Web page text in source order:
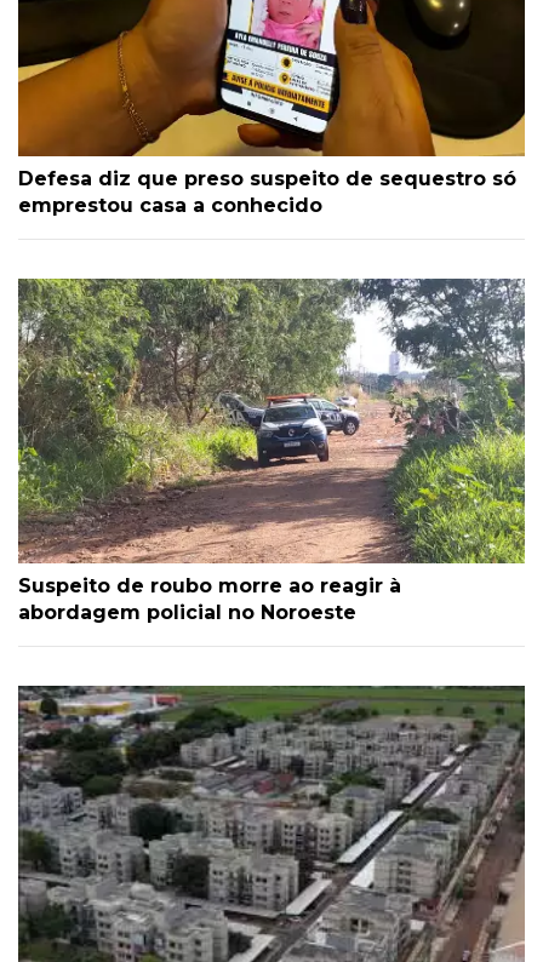
Defesa diz que preso suspeito de sequestro só
emprestou casa a conhecido
Suspeito de roubo morre ao reagir à
abordagem policial no Noroeste